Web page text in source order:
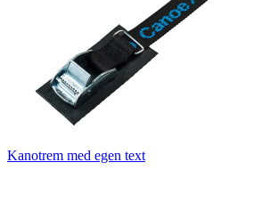
Kanotrem med egen text